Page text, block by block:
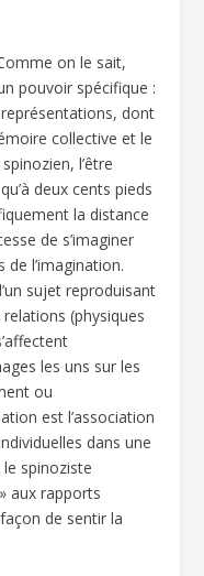
on le sait,
pouvoir spécifique :
dont
collective et le
l’être
deux cents pieds
la distance
de s’imaginer
l’imagination.
sujet reproduisant
(physiques
les uns sur les
ou
est l’association
dans une
le spinoziste
aux rapports
de sentir la